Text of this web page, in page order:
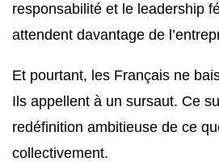
responsabilité et le leadership
attendent davantage de
Et pourtant, les Français ne
Ils appellent à un sursaut. Ce
redéfinition ambitieuse de ce
collectivement.